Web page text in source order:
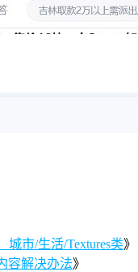
城市/生活/Textures类》
容解决办法》